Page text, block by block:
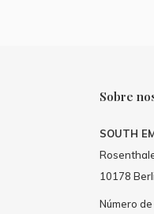
Sobre
SOUTH
10178
Número